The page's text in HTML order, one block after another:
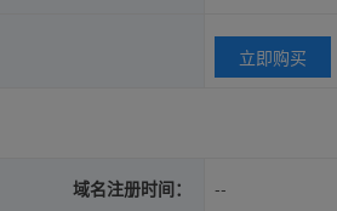
立即购买
域名注册时间： --